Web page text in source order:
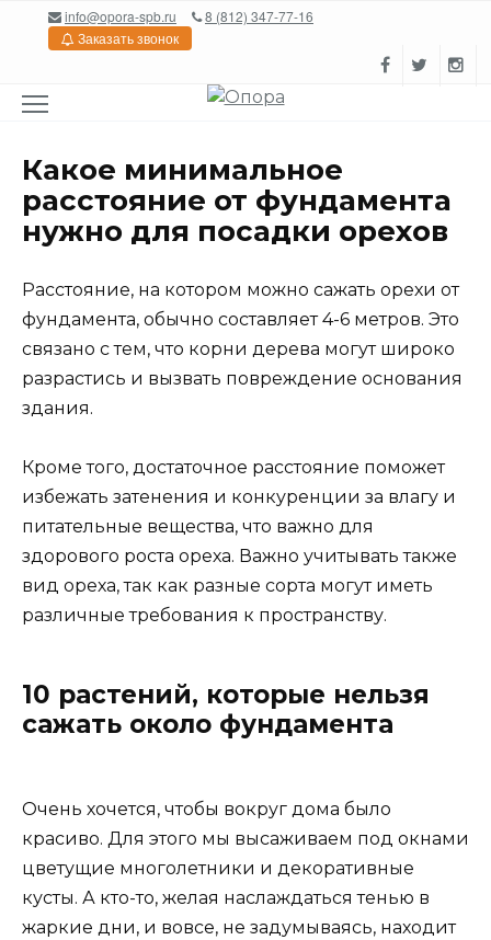
Перейтиinfo@opora-spb.ru
8 (812) 347-77-16
Заказать звонок
Какое минимальное
расстояние от фундамента
нужно для посадки орехов
Расстояние, на котором можно сажать орехи от
фундамента, обычно составляет 4-6 метров. Это
связано с тем, что корни дерева могут широко
разрастись и вызвать повреждение основания
здания.
Кроме того, достаточное расстояние поможет
избежать затенения и конкуренции за влагу и
питательные вещества, что важно для
здорового роста ореха. Важно учитывать также
вид ореха, так как разные сорта могут иметь
различные требования к пространству.
10 растений, которые нельзя
сажать около фундамента
Очень хочется, чтобы вокруг дома было
красиво. Для этого мы высаживаем под окнами
цветущие многолетники и декоративные
кусты. А кто-то, желая наслаждаться тенью в
жаркие дни, и вовсе, не задумываясь, находит